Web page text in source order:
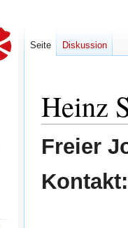
Navigation
springen
Suche
springen
Heinz
Freier
Seite Diskussion